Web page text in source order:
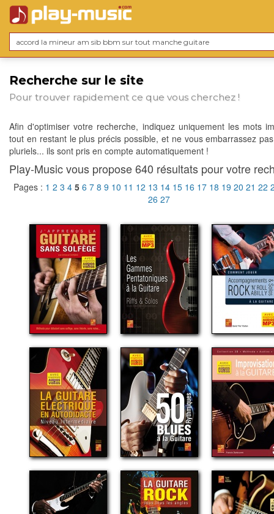
Recherche sur le site
Pour trouver rapidement ce que vous cherchez !
Afin d'optimiser votre recherche, indiquez uniquement les mots
tout en restant le plus précis possible, et ne vous embarrassez
pluriels... ils sont pris en compte automatiquement !
Play-Music vous propose 640 résultats pour votre
Pages : 1 2 3 4 5 6 7 8 9 10 11 12 13 14 15 16 17 18 19 20 21 22
26 27